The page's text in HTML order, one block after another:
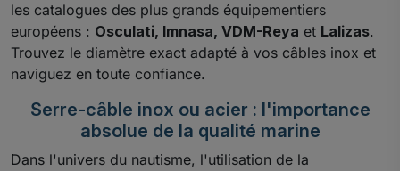
les catalogues des plus grands équipementiers
européens : Osculati, Imnasa, VDM-Reya et Lalizas.
Trouvez le diamètre exact adapté à vos câbles inox et
naviguez en toute confiance.
Serre-câble inox ou acier : l'importance
absolue de la qualité marine
Dans l'univers du nautisme, l'utilisation de la